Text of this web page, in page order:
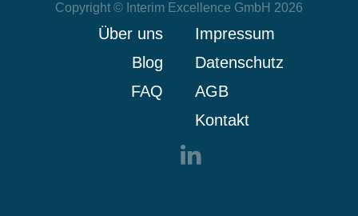
Copyright © Interim Excellence GmbH 2026
Über uns
Blog
FAQ
Impressum
Datenschutz
AGB
Kontakt